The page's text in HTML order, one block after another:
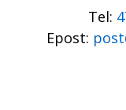
Tel:
Epost: